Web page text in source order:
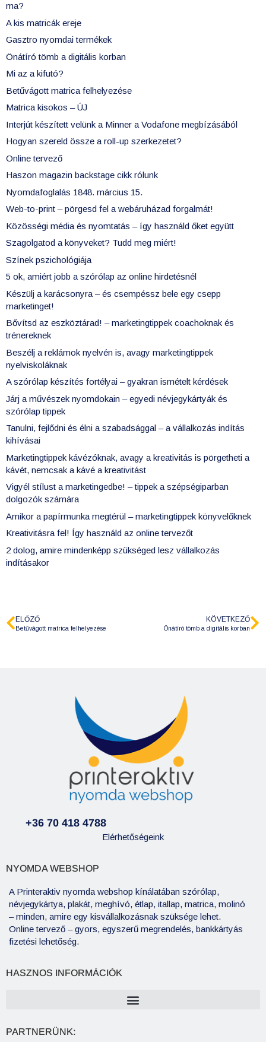
ma?
A kis matricák ereje
Gasztro nyomdai termékek
Önátíró tömb a digitális korban
Mi az a kifutó?
Betűvágott matrica felhelyezése
Matrica kisokos – ÚJ
Interjút készített velünk a Minner a Vodafone megbízásából
Hogyan szereld össze a roll-up szerkezetet?
Online tervező
Haszon magazin backstage cikk rólunk
Nyomdafoglalás 1848. március 15.
Web-to-print – pörgesd fel a webáruházad forgalmát!
Közösségi média és nyomtatás – így használd őket együtt
Szagolgatod a könyveket? Tudd meg miért!
Színek pszichológiája
5 ok, amiért jobb a szórólap az online hirdetésnél
Készülj a karácsonyra – és csempéssz bele egy csepp
marketinget!
Bővítsd az eszköztárad! – marketingtippek coachoknak és
trénereknek
Beszélj a reklámok nyelvén is, avagy marketingtippek
nyelviskoláknak
A szórólap készítés fortélyai – gyakran ismételt kérdések
Járj a művészek nyomdokain – egyedi névjegykártyák és
szórólap tippek
Tanulni, fejlődni és élni a szabadsággal – a vállalkozás indítás
kihívásai
Marketingtippek kávézóknak, avagy a kreativitás is pörgetheti a
kávét, nemcsak a kávé a kreativitást
Vigyél stílust a marketingedbe! – tippek a szépségiparban
dolgozók számára
Amikor a papírmunka megtérül – marketingtippek könyvelőknek
Kreativitásra fel! Így használd az online tervezőt
2 dolog, amire mindenképp szükséged lesz vállalkozás
indításakor
ELŐZŐ
Betűvágott matrica felhelyezése
KÖVETKEZŐ
Önátíró tömb a digitális korban
+36 70 418 4788
Elérhetőségeink
NYOMDA WEBSHOP
A Printeraktiv nyomda webshop kínálatában szórólap,
névjegykártya, plakát, meghívó, étlap, itallap, matrica, molinó
– minden, amire egy kisvállalkozásnak szüksége lehet.
Online tervező – gyors, egyszerű megrendelés, bankkártyás
fizetési lehetőség.
HASZNOS INFORMÁCIÓK
PARTNERÜNK: